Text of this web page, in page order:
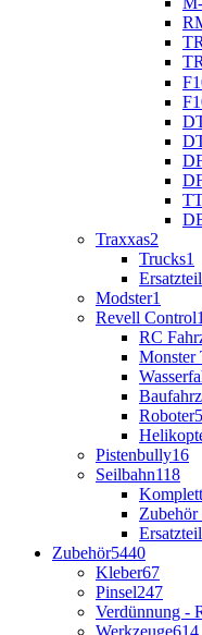
Traxxas2
Trucks1
Modster1
Revell Control
RC
Monster
Roboter5
Pistenbully16
Seilbahn118
Zubehör
Zubehör5440
Kleber67
Pinsel247
Verdünnung -
Werkzeuge614